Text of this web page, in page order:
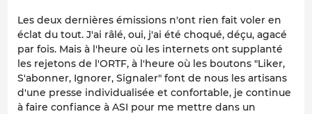
Les deux dernières émissions n'ont rien fait voler en
éclat du tout. J'ai râlé, oui, j'ai été choqué, déçu, agacé
par fois. Mais à l'heure où les internets ont supplanté
les rejetons de l'ORTF, à l'heure où les boutons "Liker,
S'abonner, Ignorer, Signaler" font de nous les artisans
d'une presse individualisée et confortable, je continue
à faire confiance à ASI pour me mettre dans un